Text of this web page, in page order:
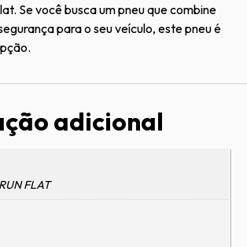
Se você busca um pneu que combine
para o seu veículo, este pneu é
adicional
FLAT